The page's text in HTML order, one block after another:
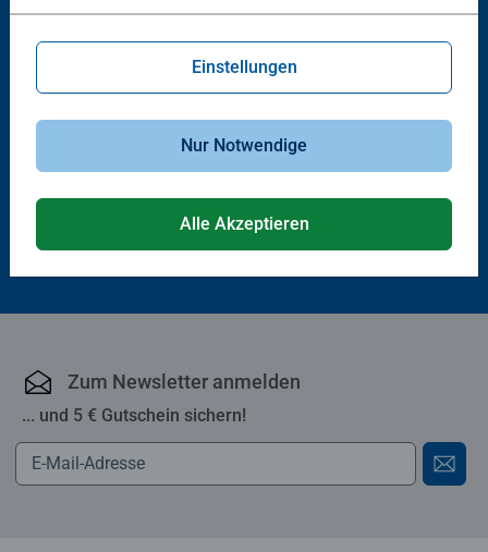
€ 19,99
Zum Newsletter anmelden
... und 5 € Gutschein sichern!
Einstellungen
Nur Notwendige
Alle Akzeptieren